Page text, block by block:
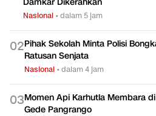
Nasional •dalam 5 jam
02Pihak Sekolah Minta Polisi
Ratusan Senjata
Nasional •dalam 4 jam
03Momen Api Karhutla Membara
Gede Pangrango